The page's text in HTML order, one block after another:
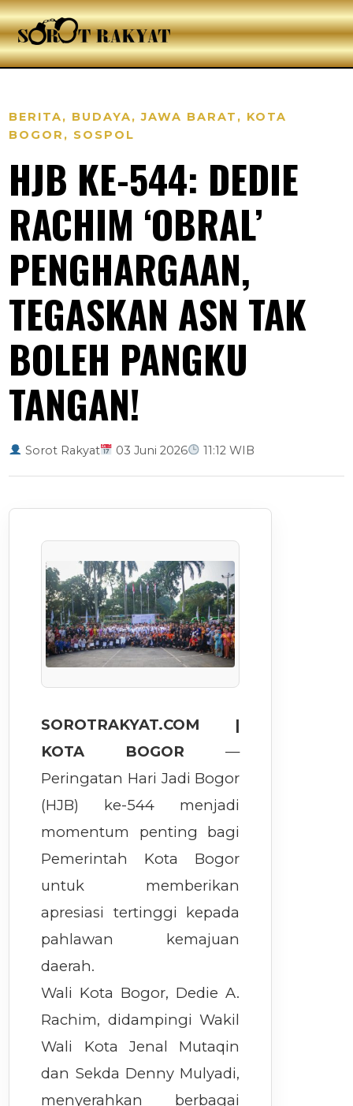
BERITA, BUDAYA,JAWA BARAT , KOTA
BOGOR , SOSPOL
HJB KE-544: DEDIE
RACHIM ‘OBRAL’
PENGHARGAAN,
TEGASKAN ASN TAK
BOLEH PANGKU
TANGAN!
Sorot Rakyat 03 Juni 2026 11:12 WIB
SOROTRAKYAT.COM |
KOTA BOGOR —
Peringatan Hari Jadi Bogor
(HJB) ke-544 menjadi
momentum penting bagi
Pemerintah Kota Bogor
untuk memberikan
apresiasi tertinggi kepada
pahlawan kemajuan
daerah.
Wali Kota Bogor, Dedie A.
Rachim, didampingi Wakil
Wali Kota Jenal Mutaqin
dan Sekda Denny Mulyadi,
menyerahkan berbagai